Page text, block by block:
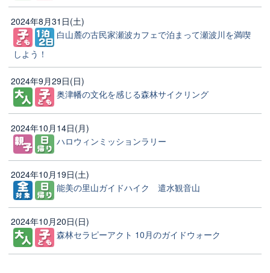
2024年8月31日(土)
白山麓の古民家瀬波カフェで泊まって瀬波川を満喫
しよう！
2024年9月29日(日)
奥津幡の文化を感じる森林サイクリング
2024年10月14日(月)
ハロウィンミッションラリー
2024年10月19日(土)
能美の里山ガイドハイク 遣水観音山
2024年10月20日(日)
森林セラピーアクト 10月のガイドウォーク